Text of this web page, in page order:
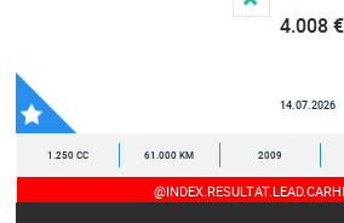
4.008 €
14.07.2026
1.250 CC 61.000 KM 2009